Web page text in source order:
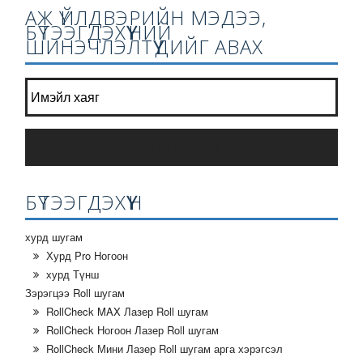
АЖ ҮЙЛДВЭРИЙН МЭДЭЭ,
БҮТЭЭГДЭХҮҮНИЙ
ШИНЭЧЛЭЛТҮҮДИЙГ АВАХ
Манай сонин жагсаалт нэгдээрэй? *
БҮТЭЭГДЭХҮҮН
хурд шугам
Хурд Pro Ногоон
хурд Түнш
Зэрэгцээ Roll шугам
RollCheck MAX Лазер Roll шугам
RollCheck Ногоон Лазер Roll шугам
RollCheck Мини Лазер Roll шугам арга хэрэгсэл